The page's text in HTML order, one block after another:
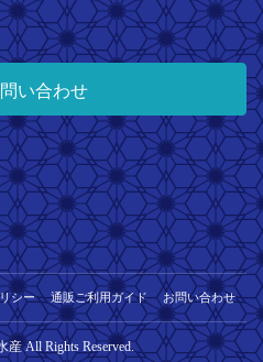
い合わせ
シー 通販ご利用ガイド お問い合わせ
All Rights Reserved.